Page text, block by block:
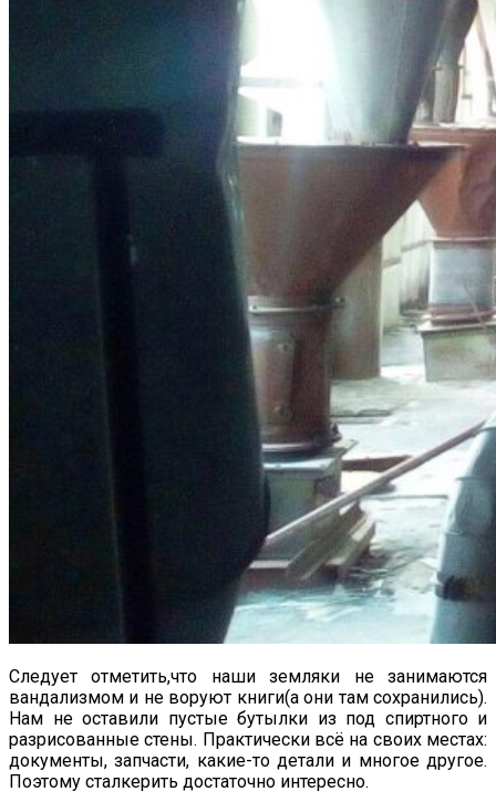
Следует отметить,что наши земляки не занимаются
вандализмом и не воруют книги(а они там сохранились).
Нам не оставили пустые бутылки из под спиртного и
разрисованные стены. Практически всё на своих местах:
документы, запчасти, какие-то детали и многое другое.
Поэтому сталкерить достаточно интересно.